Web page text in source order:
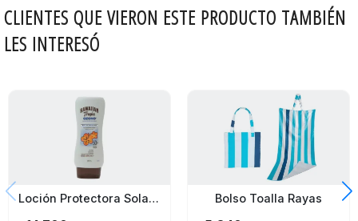
CLIENTES QUE VIERON ESTE PRODUCTO TAMBIÉN
LES INTERESÓ
Loción Protectora Solar Hawaiian Tropic Spf 50+ 240Ml Bolso Toalla Rayas